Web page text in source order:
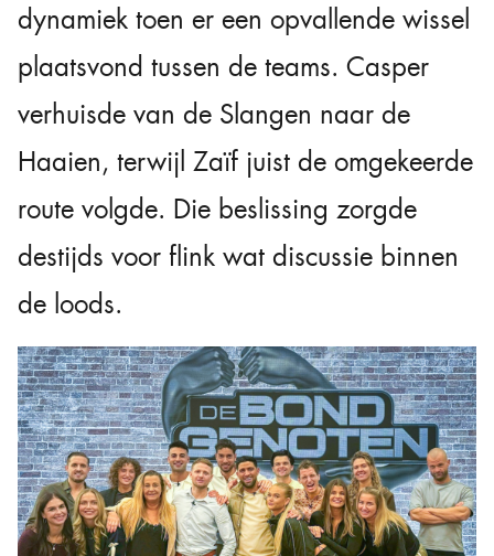
dynamiek toen er een opvallende wissel
plaatsvond tussen de teams. Casper
verhuisde van de Slangen naar de
Haaien, terwijl Zaïf juist de omgekeerde
route volgde. Die beslissing zorgde
destijds voor flink wat discussie binnen
de loods.